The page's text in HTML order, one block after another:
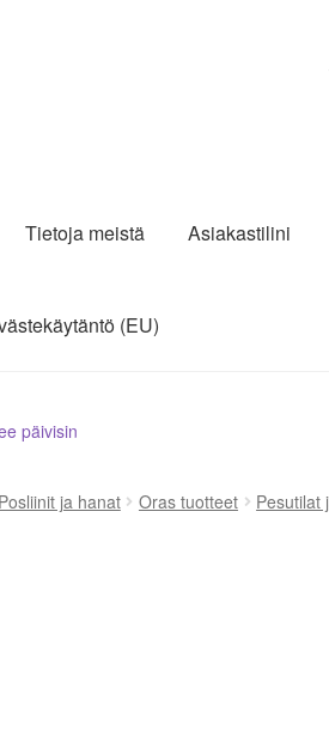
Tietoja meistä Asiakastilini
(EU)
päivisin
Posliinit ja hanat Oras tuotteet Pesutilat